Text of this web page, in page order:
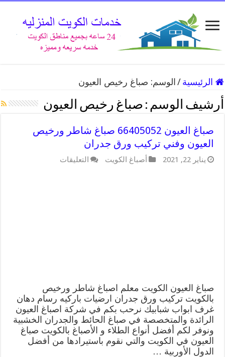
الرئيسية / الوسم: صباغ رخيص العيون
أرشيف الوسم : صباغ رخيص العيون
صباغ العيون 66405052 صباغ شاطر ورخيص
العيون وفني تركيب ورق جدران
يناير 22, 2021 أصباغ الكويت التعليقات
صباغ العيون الكويت معلم اصباغ شاطر ورخيص
بالكويت تركيب ورق جدران ارضيات باركيه رسام دهان
غرف ابواب شبابيك نرحب بكم في شركة اصباغ العيون
الرائدة والمتخصصة في صباغ الحائط والجدران الخشبية
ونوفر لكم أفضل أنواع الطلاء و الأصباغ بالكويت صباغ
العيون في الكويت والتي نقوم باستيرادها من أفضل
الدول الأوربية …